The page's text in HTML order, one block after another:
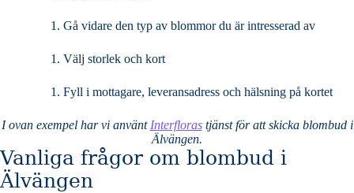
Gå vidare den typ av blommor du är intresserad av
Välj storlek och kort
Fyll i mottagare, leveransadress och hälsning på kortet
I ovan exempel har vi använt Interflorastjänst för att skicka blombud i
Älvängen.
Vanliga frågor om blombud i
Älvängen